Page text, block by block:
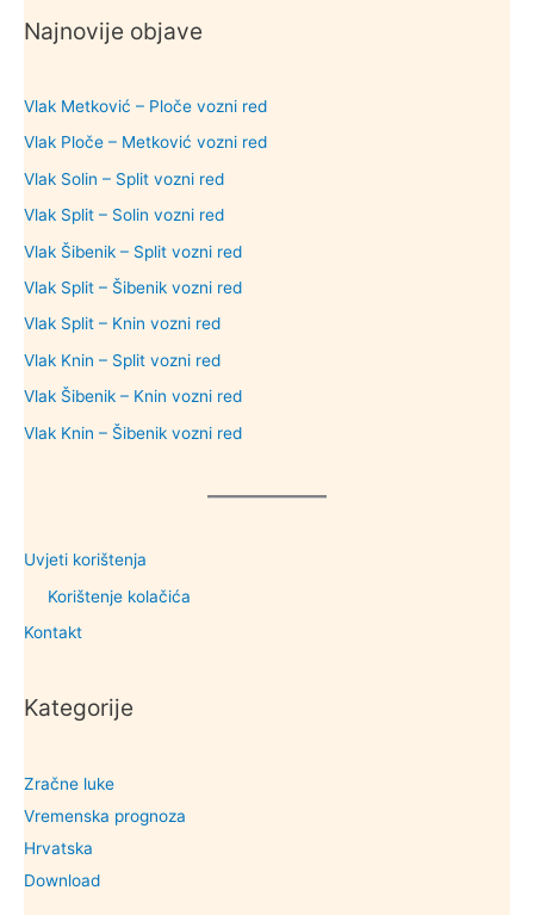
Najnovije objave
Vlak Metković – Ploče vozni red
Vlak Ploče – Metković vozni red
Vlak Solin – Split vozni red
Vlak Split – Solin vozni red
Vlak Šibenik – Split vozni red
Vlak Split – Šibenik vozni red
Vlak Split – Knin vozni red
Vlak Knin – Split vozni red
Vlak Šibenik – Knin vozni red
Vlak Knin – Šibenik vozni red
Uvjeti korištenja
Korištenje kolačića
Kontakt
Kategorije
Zračne luke
Vremenska prognoza
Hrvatska
Download